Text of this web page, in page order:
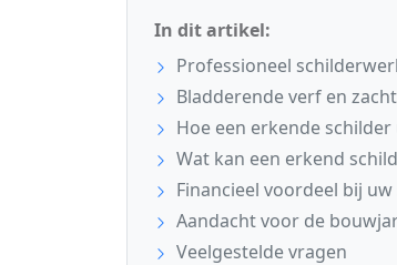
In dit artikel:
Professioneel
Bladderende verf en
Hoe een erkende
Wat kan een erkend
Financieel voordeel bij
Aandacht voor de
Veelgestelde vragen